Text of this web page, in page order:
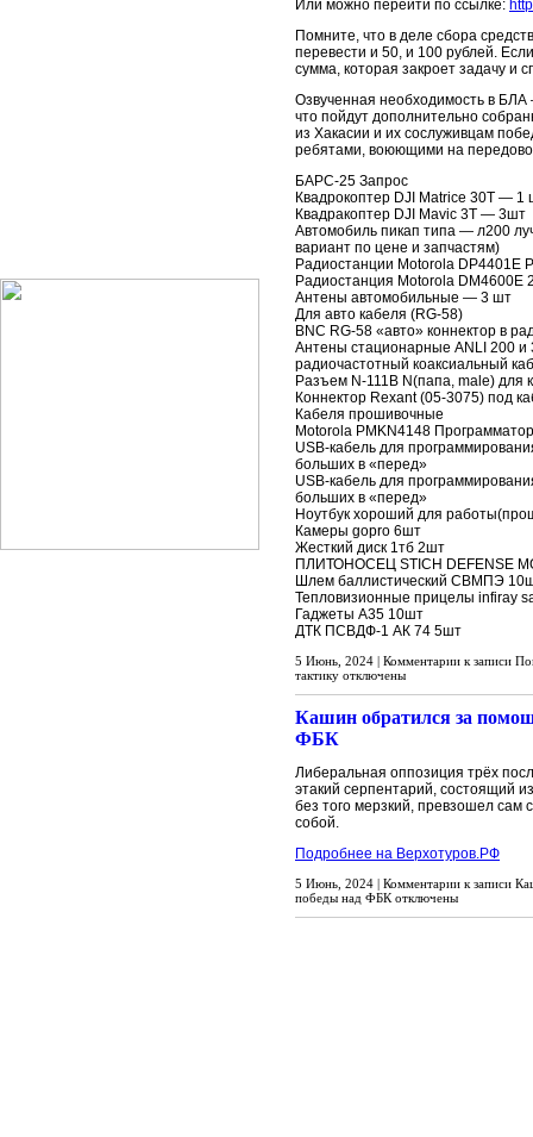
Или можно перейти по ссылке:
Помните, что в деле сбора
перевести и 50, и 100 рублей.
сумма, которая закроет задачу и
Озвученная необходимость в
что пойдут дополнительно
из Хакасии и их сослуживцам
ребятами, воюющими на
БАРС-25 Запрос
Квадрокоптер DJI Matrice 30T — 1
Квадракоптер DJI Mavic 3T — 3шт
Автомобиль пикап типа — л200
вариант по цене и запчастям)
Радиостанции Motorola
Радиостанция Motorola DM4600E
Антены автомобильные — 3 шт
Для авто кабеля (RG-58)
BNC RG-58 «авто» коннектор в
Антены стационарные ANLI 200 и
радиочастотный коаксиальный
Разъем N-111B N(папа, male) для
Коннектор Rexant (05-3075) под
Кабеля прошивочные
Motorola PMKN4148
USB-кабель для
больших в «перед»
USB-кабель для
больших в «перед»
Ноутбук хороший для
Камеры gopro 6шт
Жесткий диск 1тб 2шт
ПЛИТОНОСЕЦ STICH DEFENSE
Шлем баллистический СВМПЭ
Тепловизионные прицелы infiray
Гаджеты А35 10шт
ДТК ПСВДФ-1 АК 74 5шт
5 Июнь, 2024 | Комментарии к записи
тактику отключены
Кашин обратился за
ФБК
Либеральная оппозиция трёх
этакий серпентарий, состоящий
без того мерзкий, превзошел сам
собой.
Подробнее на Верхотуров.РФ
5 Июнь, 2024 | Комментарии к записи
победы над ФБК отключены